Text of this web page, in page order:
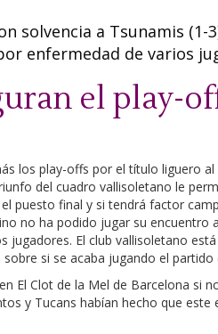
solvencia a Tsunamis
enfermedad de varios
el play-
los play-offs por el título liguero
del cuadro vallisoletano le
puesto final y si tendrá factor
no ha podido jugar su encuentro
jugadores. El club vallisoletano
si se acaba jugando el
El Clot de la Mel de Barcelona si
y Tucans habían hecho que